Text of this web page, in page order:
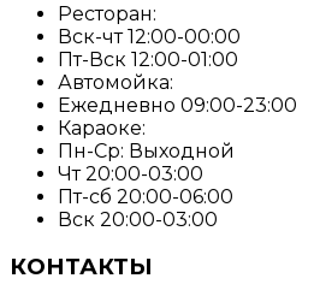
Ресторан:
Вск-чт 12:00-00:00
Пт-Вск 12:00-01:00
Автомойка:
Ежедневно 09:00-23:00
Караоке:
Пн-Ср: Выходной
Чт 20:00-03:00
Пт-сб 20:00-06:00
Вск 20:00-03:00
КОНТАКТЫ